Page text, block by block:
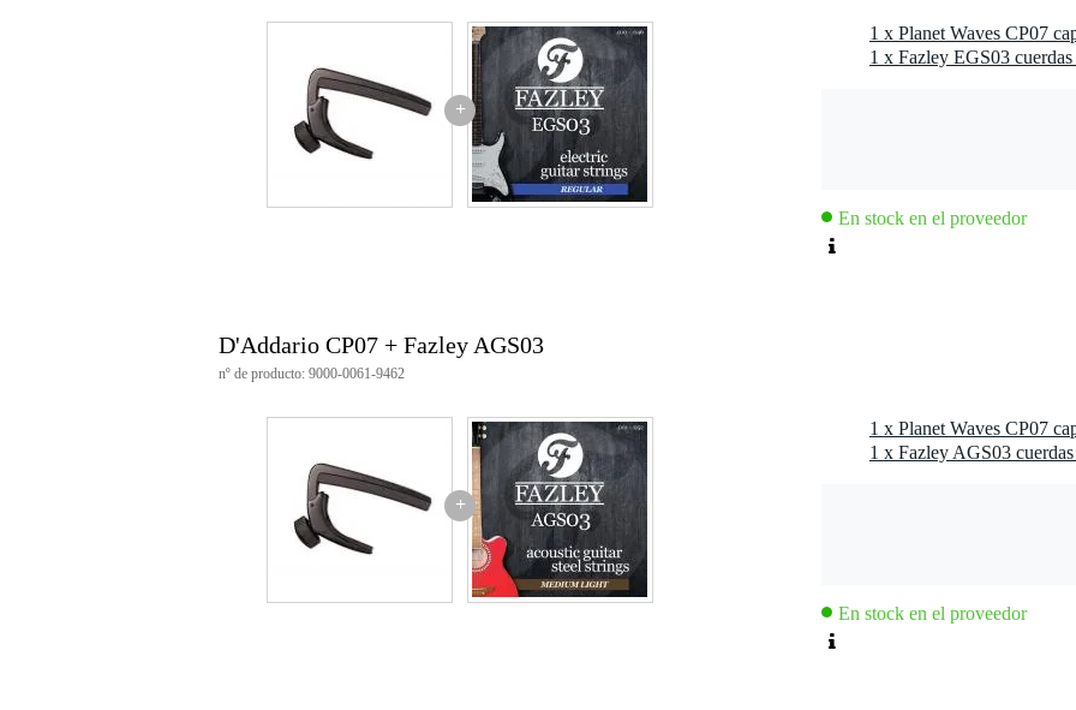
+
1 x Planet Waves CP07
1 x Fazley EGS03
En stock en el proveedor
D'Addario CP07 + Fazley AGS03
nº de producto: 9000-0061-9462
+
1 x Planet Waves CP07
En stock en el proveedor